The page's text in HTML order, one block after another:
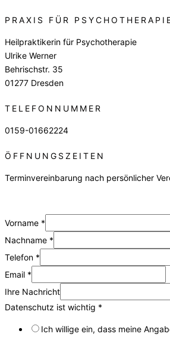
PRAXIS FÜR
Heilpraktikerin für Psychotherapie
Ulrike Werner
Behrischstr. 35
01277 Dresden
TELEFONNUMMER
0159-01662224
ÖFFNUNGSZEITEN
Terminvereinbarung nach persönlicher
Vorname *
Nachname *
Telefon *
Datenschutz
Nachricht
Email *
Ihre Nachricht
Datenschutz ist wichtig *
Ich willige ein, dass meine